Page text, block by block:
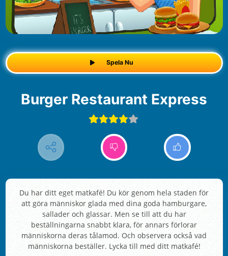
Spela Nu
Burger Restaurant Express
Du har ditt eget matkafé! Du kör genom hela staden för
att göra människor glada med dina goda hamburgare,
sallader och glassar. Men se till att du har
beställningarna snabbt klara, för annars förlorar
människorna deras tålamod. Och observera också vad
människorna beställer. Lycka till med ditt matkafé!